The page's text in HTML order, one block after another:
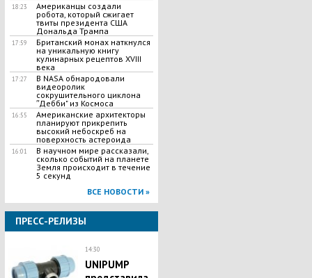
18:23
Американцы создали
робота, который сжигает
твиты президента США
Дональда Трампа
17:59
Британский монах наткнулся
на уникальную книгу
кулинарных рецептов XVIII
века
17:27
В NASA обнародовали
видеоролик
сокрушительного циклона
ʺДебби" из Космоса
16:55
Американские архитекторы
планируют прикрепить
высокий небоскреб на
поверхность астероида
16:01
В научном мире рассказали,
сколько событий на планете
Земля происходит в течение
5 секунд
ВСЕ НОВОСТИ »
ПРЕСС-РЕЛИЗЫ
14:30
UNIPUMP